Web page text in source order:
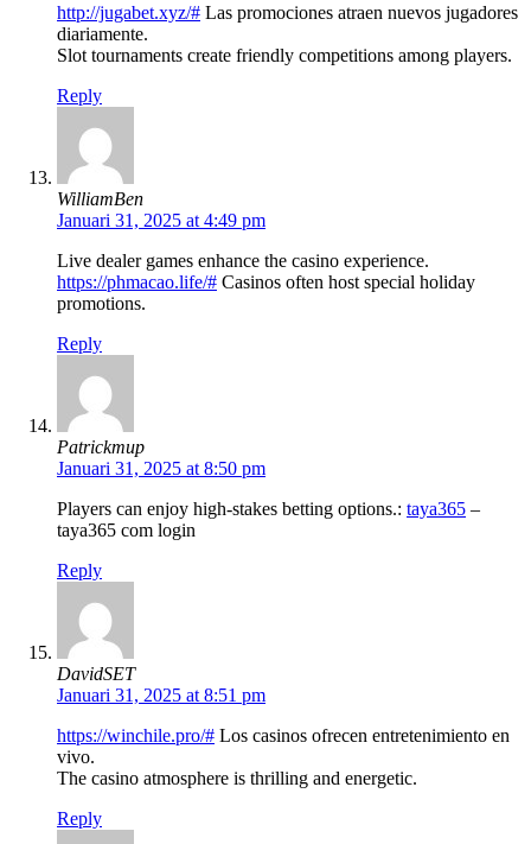
http://jugabet.xyz/# Las promociones atraen nuevos jugadores
diariamente.
Slot tournaments create friendly competitions among players.
Reply
WilliamBen
Januari 31, 2025 at 4:49 pm
Live dealer games enhance the casino experience.
https://phmacao.life/# Casinos often host special holiday
promotions.
Reply
Patrickmup
Januari 31, 2025 at 8:50 pm
Players can enjoy high-stakes betting options.: taya365 –
taya365 com login
Reply
DavidSET
Januari 31, 2025 at 8:51 pm
https://winchile.pro/# Los casinos ofrecen entretenimiento en
vivo.
The casino atmosphere is thrilling and energetic.
Reply